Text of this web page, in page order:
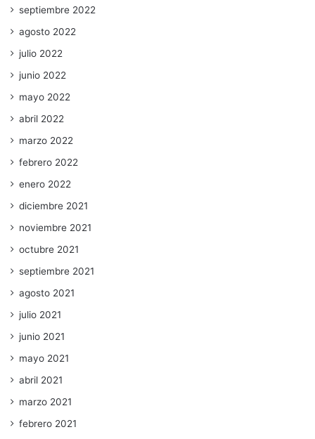
septiembre 2022
agosto 2022
julio 2022
junio 2022
mayo 2022
abril 2022
marzo 2022
febrero 2022
enero 2022
diciembre 2021
noviembre 2021
octubre 2021
septiembre 2021
agosto 2021
julio 2021
junio 2021
mayo 2021
abril 2021
marzo 2021
febrero 2021